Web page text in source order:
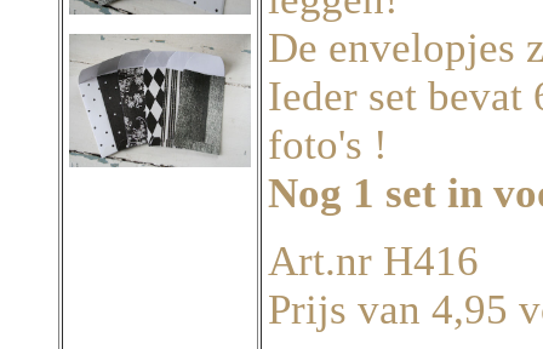
De envelopjes
Ieder set bevat
foto's !
Nog 1 set in
Art.nr H416
Prijs van 4,95